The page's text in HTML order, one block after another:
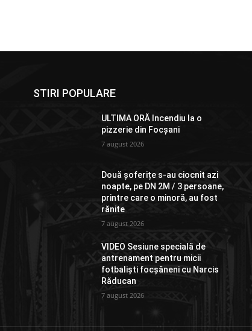
STIRI POPULARE
ULTIMA ORĂ Incendiu la o
pizzerie din Focșani
7 august 2026
Două șoferițe s-au ciocnit azi
noapte, pe DN 2M / 3 persoane,
printre care o minoră, au fost
rănite
7 august 2026
VIDEO Sesiune specială de
antrenament pentru micii
fotbaliști focșăneni cu Narcis
Răducan
7 august 2026